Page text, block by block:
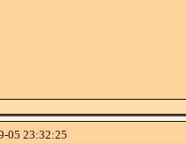
05 23:32:25